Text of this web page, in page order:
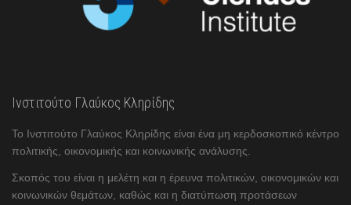
Ινστιτούτο Γλαύκος Κληρίδης
Το Ινστιτούτο Γλαύκος Κληρίδης είναι ένα μη κερδοσκοπικό κέντρο
πολιτικής, οικονομικής και κοινωνικής ανάλυσης.
Σκοπός του είναι η μελέτη και η έρευνα πολιτικών, οικονομικών και
κοινωνικών θεμάτων, καθώς και η διατύπωση προτάσεων